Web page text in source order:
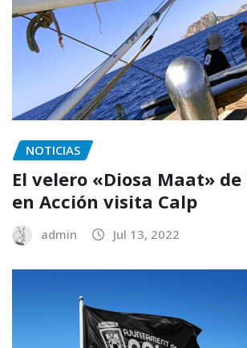
NOTICIAS
El velero «Diosa Maat»
en Acción visita Calp
admin Jul 13, 2022